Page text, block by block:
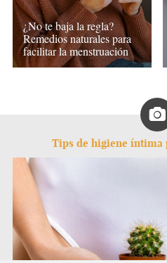
¿No te baja la regla?
Remedios naturales para
facilitar la menstruación
Tips de higiene íntima